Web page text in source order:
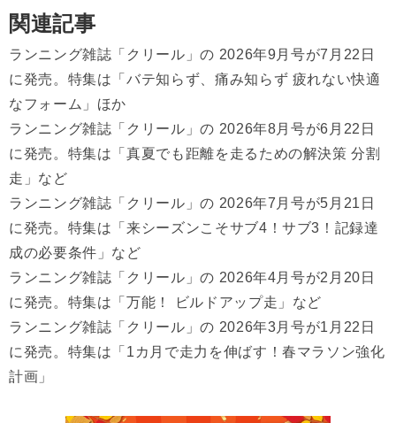
関連記事
ランニング雑誌「クリール」の 2026年9月号が7月22日
に発売。特集は「バテ知らず、痛み知らず 疲れない快適
なフォーム」ほか
ランニング雑誌「クリール」の 2026年8月号が6月22日
に発売。特集は「真夏でも距離を走るための解決策 分割
走」など
ランニング雑誌「クリール」の 2026年7月号が5月21日
に発売。特集は「来シーズンこそサブ4！サブ3！記録達
成の必要条件」など
ランニング雑誌「クリール」の 2026年4月号が2月20日
に発売。特集は「万能！ ビルドアップ走」など
ランニング雑誌「クリール」の 2026年3月号が1月22日
に発売。特集は「1カ月で走力を伸ばす！春マラソン強化
計画」